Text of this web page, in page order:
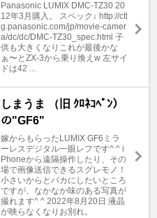
Panasonic LUMIX DMC-TZ30 20
12年3月購入。 スペック↓ http://ctl
g.panasonic.com/jp/movie-camer
a/dc/dc/DMC-TZ30_spec.html 子
供も大きくなりこれが最後かな
ぁ〜とZX-3から乗り換えw 左サイ
ドは42 ...
しまうま （旧 ｸﾛﾈｺﾍﾟﾝ）
の"GF6"
嫁からもらったLUMIX GF6ミラ
ーレスデジタル一眼レフです^ ^ i
Phoneから遠隔操作したり、その
場で画像送信できるスグレモノ！
小さいからとバカにしたいところ
ですが、なかなか味のある写真が
撮れます^ ^ 2022年8月20日 液晶
が映らなくなりお別れ。